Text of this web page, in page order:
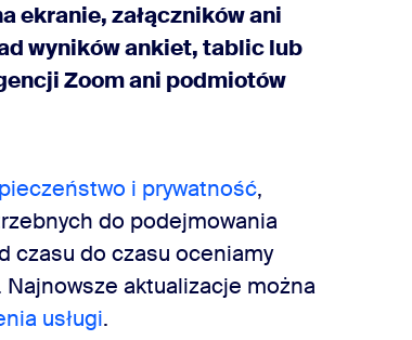
ekranie, załączników ani
wyników ankiet, tablic lub
Zoom ani podmiotów
i prywatność,
do podejmowania
czasu do czasu oceniamy
aktualizacje można
usługi.